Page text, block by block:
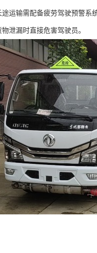
运输需配备疲劳驾驶预警
泄漏时直接危害驾驶员。​